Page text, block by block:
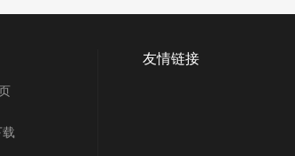
友情链接